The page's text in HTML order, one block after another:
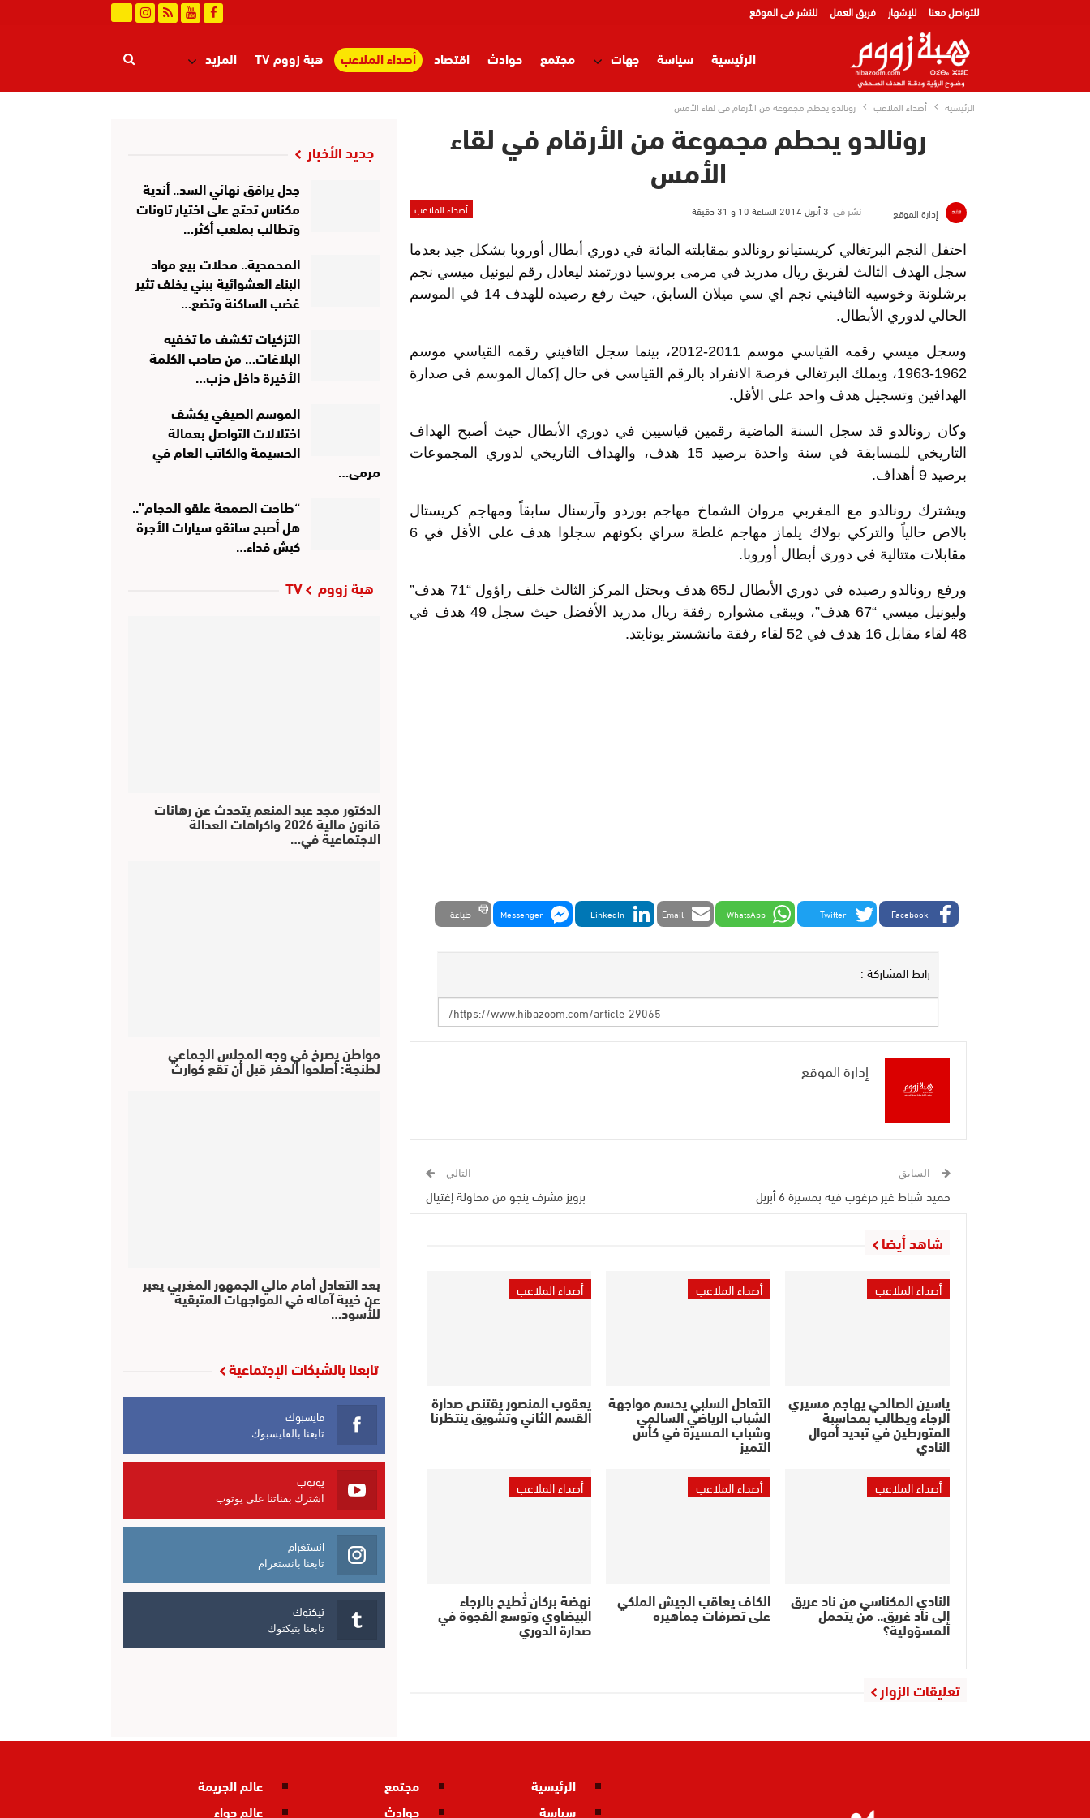
للتواصل معنا للإشهار فريق العمل للنشر في الموقع
الرئيسية سياسة جهات مجتمع حوادث اقتصاد أصداء الملاعب هبة زووم TV المزيد
الرئيسية أصداء الملاعب رونالدو يحطم مجموعة من الأرقام في لقاء الأمس
رونالدو يحطم مجموعة من الأرقام في لقاء
الأمس
أصداء الملاعب إدارة الموقع نشر في 3 أبريل 2014 الساعة 10 و 31 دقيقة
احتفل النجم البرتغالي كريستيانو رونالدو بمقابلته المائة في دوري أبطال أوروبا بشكل جيد بعدما
سجل الهدف الثالث لفريق ريال مدريد في مرمى بروسيا دورتمند ليعادل رقم ليونيل ميسي نجم
برشلونة وخوسيه التافيني نجم اي سي ميلان السابق، حيث رفع رصيده للهدف 14 في الموسم
الحالي لدوري الأبطال.
وسجل ميسي رقمه القياسي موسم 2011-2012، بينما سجل التافيني رقمه القياسي موسم
1962-1963، ويملك البرتغالي فرصة الانفراد بالرقم القياسي في حال إكمال الموسم في صدارة
الهدافين وتسجيل هدف واحد على الأقل.
وكان رونالدو قد سجل السنة الماضية رقمين قياسيين في دوري الأبطال حيث أصبح الهداف
التاريخي للمسابقة في سنة واحدة برصيد 15 هدف، والهداف التاريخي لدوري المجموعات
برصيد 9 أهداف.
ويشترك رونالدو مع المغربي مروان الشماخ مهاجم بوردو وآرسنال سابقاً ومهاجم كريستال
بالاص حالياً والتركي بولاك يلماز مهاجم غلطة سراي بكونهم سجلوا هدف على الأقل في 6
مقابلات متتالية في دوري أبطال أوروبا.
ورفع رونالدو رصيده في دوري الأبطال لـ65 هدف ويحتل المركز الثالث خلف راؤول “71 هدف”
وليونيل ميسي “67 هدف”، ويبقى مشواره رفقة ريال مدريد الأفضل حيث سجل 49 هدف في
48 لقاء مقابل 16 هدف في 52 لقاء رفقة مانشستر يونايتد.
Facebook
Twitter
WhatsApp
Email
LinkedIn
Messenger طباعة
رابط المشاركة :
إدارة الموقع
السابق
حميد شباط غير مرغوب فيه بمسيرة 6 أبريل
التالي
برويز مشرف ينجو من محاولة إغتيال
شاهد أيضا
أصداء الملاعب
ياسين الصالحي يهاجم مسيري
الرجاء ويطالب بمحاسبة
المتورطين في تبديد أموال
النادي
أصداء الملاعب
التعادل السلبي يحسم مواجهة
الشباب الرياضي السالمي
وشباب المسيرة في كأس
التميز
أصداء الملاعب
يعقوب المنصور يقتنص صدارة
القسم الثاني وتشويق ينتظرنا
أصداء الملاعب
النادي المكناسي من ناد عريق
إلى ناد غريق.. من يتحمل
المسؤولية؟
أصداء الملاعب
الكاف يعاقب الجيش الملكي
على تصرفات جماهيره
أصداء الملاعب
نهضة بركان تُطيح بالرجاء
البيضاوي وتوسع الفجوة في
صدارة الدوري
تعليقات الزوار
جديد الأخبار
جدل يرافق نهائي السد.. أندية
مكناس تحتج على اختيار تاونات
وتطالب بملعب أكثر…
المحمدية.. محلات بيع مواد
البناء العشوائية ببني يخلف تثير
غضب الساكنة وتضع…
التزكيات تكشف ما تخفيه
البلاغات… من صاحب الكلمة
الأخيرة داخل حزب…
الموسم الصيفي يكشف
اختلالات التواصل بعمالة
الحسيمة والكاتب العام في
مرمى…
“طاحت الصمعة علقو الحجام”..
هل أصبح سائقو سيارات الأجرة
كبش فداء…
هبة زووم TV
الدكتور مجد عبد المنعم يتحدث عن رهانات
قانون مالية 2026 واكراهات العدالة
الاجتماعية في…
مواطن يصرخ في وجه المجلس الجماعي
لطنجة: أصلحوا الحفر قبل أن تقع كوارث
بعد التعادل أمام مالي الجمهور المغربي يعبر
عن خيبة آماله في المواجهات المتبقية
للأسود…
تابعنا بالشبكات الإجتماعية
فايسبوك
تابعنا بالفايسبوك
يوتوب
اشترك بقناتنا على يوتوب
انستغرام
تابعنا بانستغرام
تيكتوك
تابعنا بتيكتوك
الرئيسية
سياسة
مجتمع
حوادث
عالم الجريمة
عالم حواء